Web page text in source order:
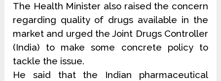
The Health Minister also raised the concern
regarding quality of drugs available in the
market and urged the Joint Drugs Controller
(India) to make some concrete policy to
tackle the issue.
He said that the Indian pharmaceutical